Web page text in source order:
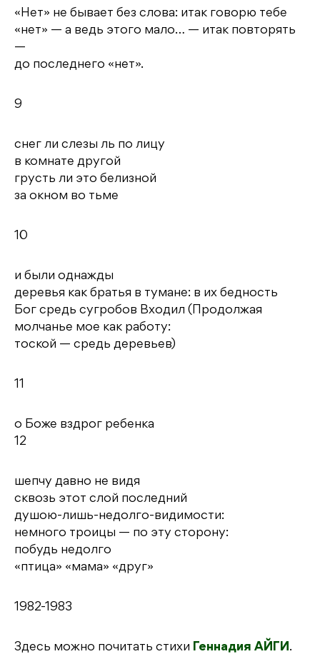
«Нет» не бывает без слова: итак говорю тебе
«нет» — а ведь этого мало… — итак повторять
—
до последнего «нет».
9
снег ли слезы ль по лицу
в комнате другой
грусть ли это белизной
за окном во тьме
10
и были однажды
деревья как братья в тумане: в их бедность
Бог средь сугробов Входил (Продолжая
молчанье мое как работу:
тоской — средь деревьев)
11
о Боже вздрог ребенка
12
шепчу давно не видя
сквозь этот слой последний
душою-лишь-недолго-видимости:
немного троицы — по эту сторону:
побудь недолго
«птица» «мама» «друг»
1982-1983
Здесь можно почитать стихи Геннадия АЙГИ.